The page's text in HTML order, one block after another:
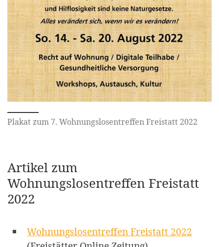
Plakat zum 7. Wohnungslosentreffen Freistatt 2022
Artikel zum
Wohnungslosentreffen Freistatt
2022
Wohnungslosentreffen Freistatt 2022